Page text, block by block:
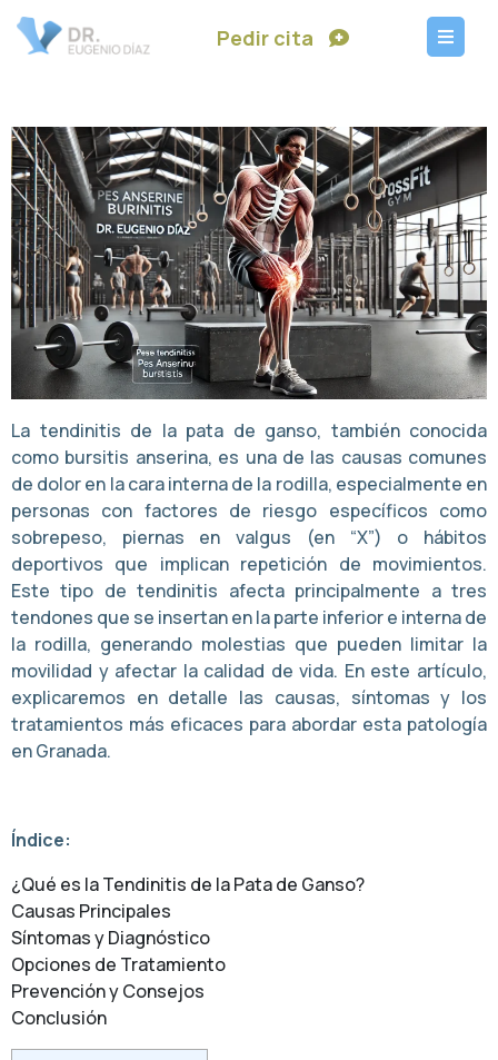
Pedir cita
La tendinitis de la pata de ganso, también conocida
como bursitis anserina, es una de las causas comunes
de dolor en la cara interna de la rodilla, especialmente en
personas con factores de riesgo específicos como
sobrepeso, piernas en valgus (en “X”) o hábitos
deportivos que implican repetición de movimientos.
Este tipo de tendinitis afecta principalmente a tres
tendones que se insertan en la parte inferior e interna de
la rodilla, generando molestias que pueden limitar la
movilidad y afectar la calidad de vida. En este artículo,
explicaremos en detalle las causas, síntomas y los
tratamientos más eficaces para abordar esta patología
en Granada.
Índice:
¿Qué es la Tendinitis de la Pata de Ganso?
Causas Principales
Síntomas y Diagnóstico
Opciones de Tratamiento
Prevención y Consejos
Conclusión